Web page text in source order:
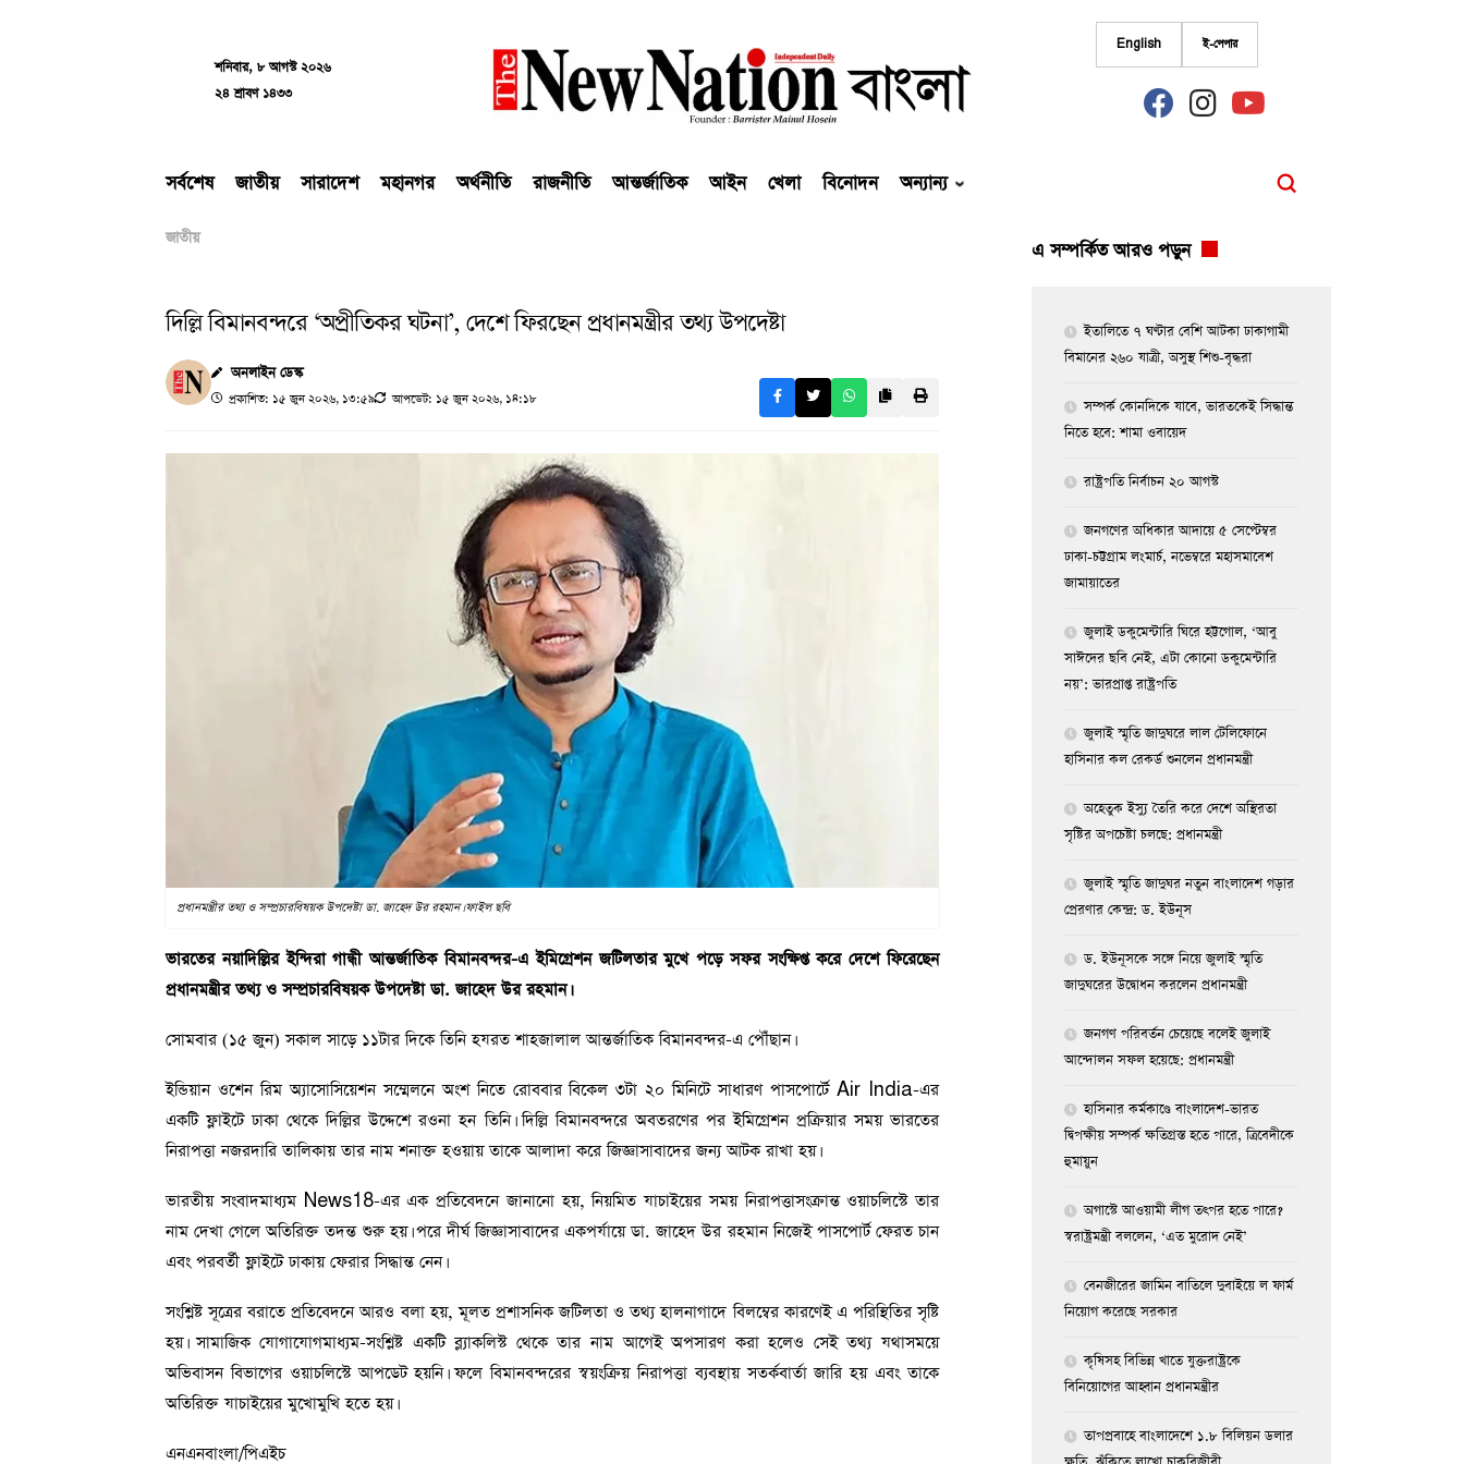
শনিবার, ৮ আগস্ট ২০২৬
২৪ শ্রাবণ ১৪৩৩
English ই-পেপার
fab
fa-
fab
fa-
fab
fa-
সর্বশেষ জাতীয় সারাদেশ মহানগর অর্থনীতি রাজনীতি আন্তর্জাতিক আইন খেলা বিনোদন অন্যান্য
জাতীয়
দিল্লি বিমানবন্দরে ‘অপ্রীতিকর ঘটনা’, দেশে ফিরছেন প্রধানমন্ত্রীর তথ্য উপদেষ্টা
অনলাইন ডেস্ক
প্রকাশিত: ১৫ জুন ২০২৬, ১৩:৫৯ আপডেট: ১৫ জুন ২০২৬, ১৪:১৮
প্রধানমন্ত্রীর তথ্য ও সম্প্রচারবিষয়ক উপদেষ্টা ডা. জাহেদ উর রহমান। ফাইল ছবি
ভারতের নয়াদিল্লির ইন্দিরা গান্ধী আন্তর্জাতিক বিমানবন্দর-এ ইমিগ্রেশন জটিলতার মুখে পড়ে সফর সংক্ষিপ্ত করে দেশে ফিরেছেন
প্রধানমন্ত্রীর তথ্য ও সম্প্রচারবিষয়ক উপদেষ্টা ডা. জাহেদ উর রহমান।
সোমবার (১৫ জুন) সকাল সাড়ে ১১টার দিকে তিনি হযরত শাহজালাল আন্তর্জাতিক বিমানবন্দর-এ পৌঁছান।
ইন্ডিয়ান ওশেন রিম অ্যাসোসিয়েশন সম্মেলনে অংশ নিতে রোববার বিকেল ৩টা ২০ মিনিটে সাধারণ পাসপোর্টে Air India-এর
একটি ফ্লাইটে ঢাকা থেকে দিল্লির উদ্দেশে রওনা হন তিনি। দিল্লি বিমানবন্দরে অবতরণের পর ইমিগ্রেশন প্রক্রিয়ার সময় ভারতের
নিরাপত্তা নজরদারি তালিকায় তার নাম শনাক্ত হওয়ায় তাকে আলাদা করে জিজ্ঞাসাবাদের জন্য আটক রাখা হয়।
ভারতীয় সংবাদমাধ্যম News18-এর এক প্রতিবেদনে জানানো হয়, নিয়মিত যাচাইয়ের সময় নিরাপত্তাসংক্রান্ত ওয়াচলিস্টে তার
নাম দেখা গেলে অতিরিক্ত তদন্ত শুরু হয়। পরে দীর্ঘ জিজ্ঞাসাবাদের একপর্যায়ে ডা. জাহেদ উর রহমান নিজেই পাসপোর্ট ফেরত চান
এবং পরবর্তী ফ্লাইটে ঢাকায় ফেরার সিদ্ধান্ত নেন।
সংশ্লিষ্ট সূত্রের বরাতে প্রতিবেদনে আরও বলা হয়, মূলত প্রশাসনিক জটিলতা ও তথ্য হালনাগাদে বিলম্বের কারণেই এ পরিস্থিতির সৃষ্টি
হয়। সামাজিক যোগাযোগমাধ্যম-সংশ্লিষ্ট একটি ব্ল্যাকলিস্ট থেকে তার নাম আগেই অপসারণ করা হলেও সেই তথ্য যথাসময়ে
অভিবাসন বিভাগের ওয়াচলিস্টে আপডেট হয়নি। ফলে বিমানবন্দরের স্বয়ংক্রিয় নিরাপত্তা ব্যবস্থায় সতর্কবার্তা জারি হয় এবং তাকে
অতিরিক্ত যাচাইয়ের মুখোমুখি হতে হয়।
এনএনবাংলা/পিএইচ
এ সম্পর্কিত আরও পড়ুন
ইতালিতে ৭ ঘণ্টার বেশি আটকা ঢাকাগামী
বিমানের ২৬০ যাত্রী, অসুস্থ শিশু-বৃদ্ধরা
সম্পর্ক কোনদিকে যাবে, ভারতকেই সিদ্ধান্ত
নিতে হবে: শামা ওবায়েদ
রাষ্ট্রপতি নির্বাচন ২০ আগস্ট
জনগণের অধিকার আদায়ে ৫ সেপ্টেম্বর
ঢাকা-চট্টগ্রাম লংমার্চ, নভেম্বরে মহাসমাবেশ
জামায়াতের
জুলাই ডকুমেন্টারি ঘিরে হট্টগোল, ‘আবু
সাঈদের ছবি নেই, এটা কোনো ডকুমেন্টারি
নয়’: ভারপ্রাপ্ত রাষ্ট্রপতি
জুলাই স্মৃতি জাদুঘরে লাল টেলিফোনে
হাসিনার কল রেকর্ড শুনলেন প্রধানমন্ত্রী
অহেতুক ইস্যু তৈরি করে দেশে অস্থিরতা
সৃষ্টির অপচেষ্টা চলছে: প্রধানমন্ত্রী
জুলাই স্মৃতি জাদুঘর নতুন বাংলাদেশ গড়ার
প্রেরণার কেন্দ্র: ড. ইউনূস
ড. ইউনূসকে সঙ্গে নিয়ে জুলাই স্মৃতি
জাদুঘরের উদ্বোধন করলেন প্রধানমন্ত্রী
জনগণ পরিবর্তন চেয়েছে বলেই জুলাই
আন্দোলন সফল হয়েছে: প্রধানমন্ত্রী
হাসিনার কর্মকাণ্ডে বাংলাদেশ-ভারত
দ্বিপক্ষীয় সম্পর্ক ক্ষতিগ্রস্ত হতে পারে, ত্রিবেদীকে
হুমায়ুন
অগাস্টে আওয়ামী লীগ তৎপর হতে পারে?
স্বরাষ্ট্রমন্ত্রী বললেন, ‘এত মুরোদ নেই’
বেনজীরের জামিন বাতিলে দুবাইয়ে ল ফার্ম
নিয়োগ করেছে সরকার
কৃষিসহ বিভিন্ন খাতে যুক্তরাষ্ট্রকে
বিনিয়োগের আহ্বান প্রধানমন্ত্রীর
তাপপ্রবাহে বাংলাদেশে ১.৮ বিলিয়ন ডলার